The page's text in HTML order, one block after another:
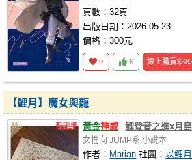
頁數：32頁
出版日期：2026-05-23
價格：300元
9 6 線上購買
【鯉月】魔女與龍
黃金神威 鯉登音之進x月
女性向 JUMP系 小說本
作者： Marian 社團：以鯉